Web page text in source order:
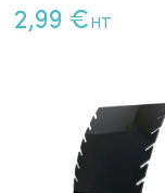
2,99 € HT